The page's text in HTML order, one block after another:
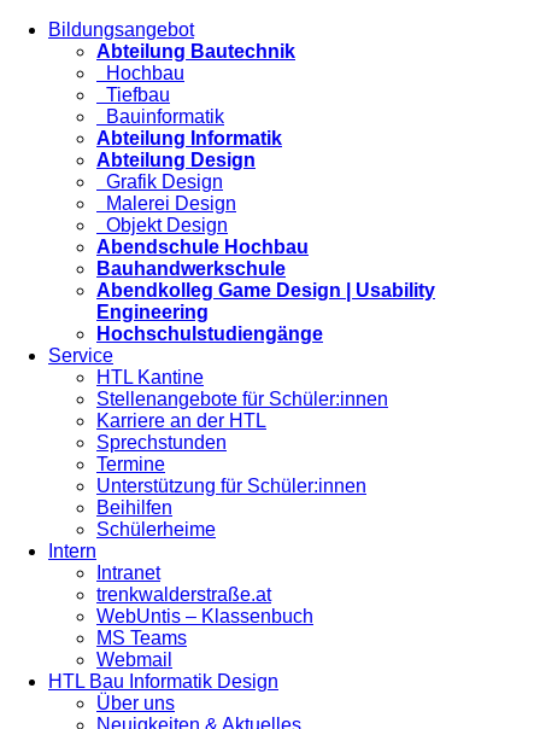
Bildungsangebot
Abteilung Bautechnik
Hochbau
Tiefbau
Bauinformatik
Abteilung Informatik
Abteilung Design
Grafik Design
Malerei Design
Objekt Design
Abendschule Hochbau
Bauhandwerkschule
Abendkolleg Game Design | Usability
Engineering
Hochschulstudiengänge
Service
HTL Kantine
Stellenangebote für Schüler:innen
Karriere an der HTL
Sprechstunden
Termine
Unterstützung für Schüler:innen
Beihilfen
Schülerheime
Intern
Intranet
trenkwalderstraße.at
WebUntis – Klassenbuch
MS Teams
Webmail
HTL Bau Informatik Design
Über uns
Neuigkeiten & Aktuelles